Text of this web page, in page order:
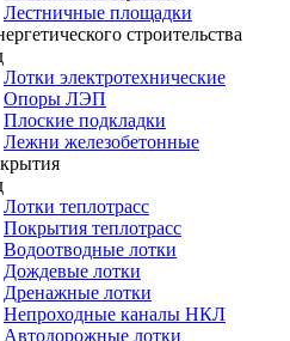
Лестничные площадки
строительства
Лотки электротехнические
Опоры ЛЭП
Плоские подкладки
Лежни железобетонные
Лотки теплотрасс
Покрытия теплотрасс
Водоотводные лотки
Дождевые лотки
Дренажные лотки
Непроходные каналы НКЛ
Автодорожные лотки